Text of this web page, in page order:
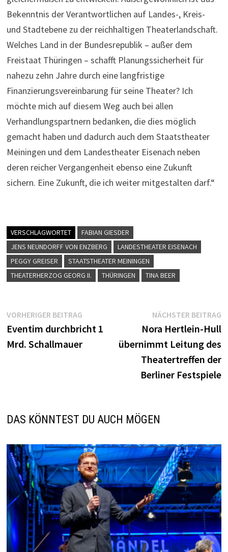
Bekenntnis der Verantwortlichen auf Landes-, Kreis-
und Stadtebene zu der reichhaltigen Theaterlandschaft.
Welches Land in der Bundesrepublik – außer dem
Freistaat Thüringen – schafft Planungssicherheit für
nahezu zehn Jahre durch eine langfristige
Finanzierungsvereinbarung für seine Theater? Ich
möchte mich auf diesem Weg auch bei allen
Verhandlungspartnern bedanken, die dies möglich
gemacht haben und dadurch auch dem Staatstheater
Meiningen und dem Landestheater Eisenach neben
deren reicher Vergangenheit ebenso eine Zukunft
sichern. Eine Zukunft, die ich weiter mitgestalten darf.“
VERSCHLAGWORTET
FABIAN GIESDER
JENS NEUNDORFF VON ENZBERG
LANDESTHEATER EISENACH
PEGGY GREISER
STAATSTHEATER MEININGEN
THEATERHERZOG GEORG II.
THÜRINGEN TINA BEER
Beitragsnavigation
VORHERIGER BEITRAG
Beitrag:
Eventim durchbricht 1
Mrd. Schallmauer
NÄCHSTER BEITRAG
Nora Hertlein-Hull
übernimmt Leitung des
Theatertreffen der
Berliner Festspiele
DAS KÖNNTEST DU AUCH MÖGEN